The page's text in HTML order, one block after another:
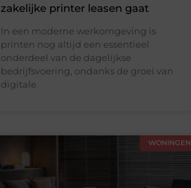
zakelijke printer leasen gaat
In een moderne werkomgeving is
printen nog altijd een essentieel
onderdeel van de dagelijkse
bedrijfsvoering, ondanks de groei van
digitale
WONINGEN